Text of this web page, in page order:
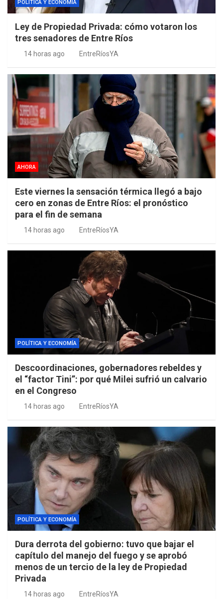
POLÍTICA Y ECONOMÍA
Ley de Propiedad Privada: cómo votaron los
tres senadores de Entre Ríos
14 horas ago EntreRíosYA
AHORA
Este viernes la sensación térmica llegó a bajo
cero en zonas de Entre Ríos: el pronóstico
para el fin de semana
14 horas ago EntreRíosYA
POLÍTICA Y ECONOMÍA
Descoordinaciones, gobernadores rebeldes y
el “factor Tini”: por qué Milei sufrió un calvario
en el Congreso
14 horas ago EntreRíosYA
POLÍTICA Y ECONOMÍA
Dura derrota del gobierno: tuvo que bajar el
capítulo del manejo del fuego y se aprobó
menos de un tercio de la ley de Propiedad
Privada
14 horas ago EntreRíosYA